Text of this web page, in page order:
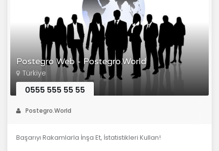
Postegro Web - Postegro.World
Türkiye
0555 555 55 55
Postegro.World
Başarıyı Rakamlarla İnşa Et, İstatistikleri Kullan!